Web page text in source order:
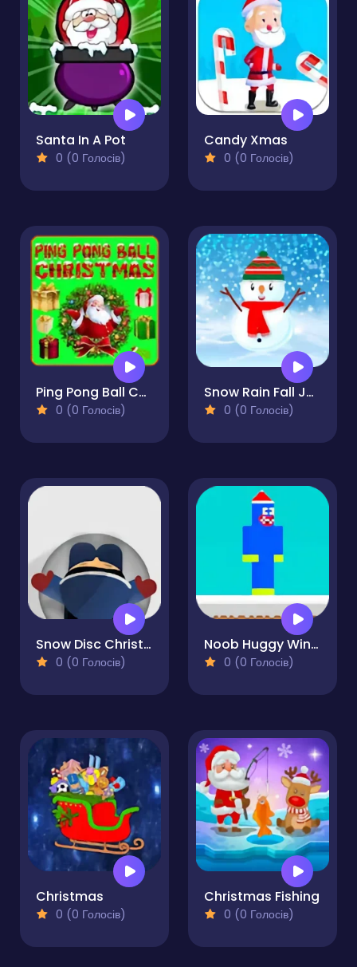
Santa In A Pot
0 (0 Голосів)
Candy Xmas
0 (0 Голосів)
Ping Pong Ball Christmas
0 (0 Голосів)
Snow Rain Fall Jumping
0 (0 Голосів)
Snow Disc Christmas
0 (0 Голосів)
Noob Huggy Winter
0 (0 Голосів)
Christmas
0 (0 Голосів)
Christmas Fishing
0 (0 Голосів)